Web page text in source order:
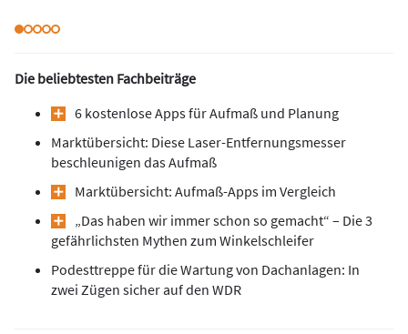
Die beliebtesten Fachbeiträge
6 kostenlose Apps für Aufmaß und Planung
Marktübersicht: Diese Laser-Entfernungsmesser
beschleunigen das Aufmaß
Marktübersicht: Aufmaß-Apps im Vergleich
„Das haben wir immer schon so gemacht“ – Die 3
gefährlichsten Mythen zum Winkelschleifer
Podesttreppe für die Wartung von Dachanlagen: In
zwei Zügen sicher auf den WDR